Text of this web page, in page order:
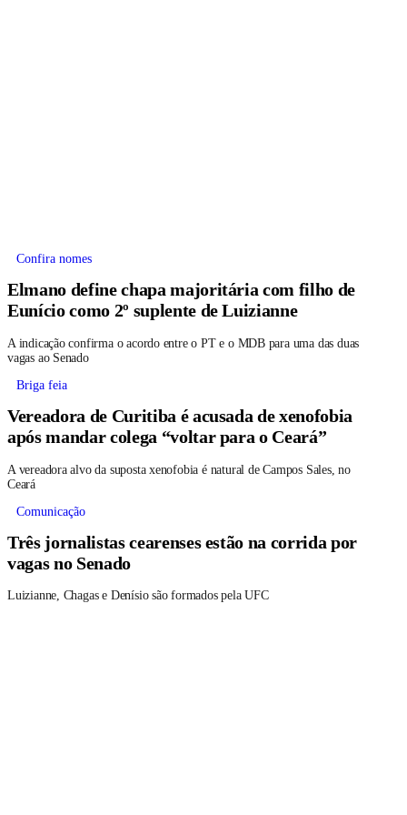
Confira nomes
Elmano define chapa majoritária com filho de
Eunício como 2º suplente de Luizianne
A indicação confirma o acordo entre o PT e o MDB para uma das duas
vagas ao Senado
Briga feia
Vereadora de Curitiba é acusada de xenofobia
após mandar colega “voltar para o Ceará”
A vereadora alvo da suposta xenofobia é natural de Campos Sales, no
Ceará
Comunicação
Três jornalistas cearenses estão na corrida por
vagas no Senado
Luizianne, Chagas e Denísio são formados pela UFC